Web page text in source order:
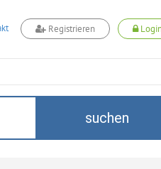
Registrieren
suchen